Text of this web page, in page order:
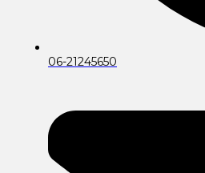
06-21245650